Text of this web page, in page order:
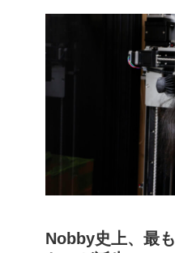
Nobby史上、最